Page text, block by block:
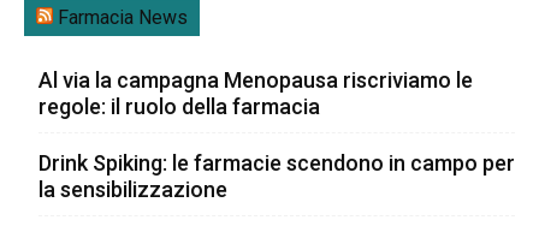
Farmacia News
Al via la campagna Menopausa riscriviamo le
regole: il ruolo della farmacia
Drink Spiking: le farmacie scendono in campo per
la sensibilizzazione